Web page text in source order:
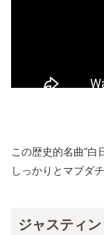
この歴史的名曲"白
しっかりとマブダ
ジャスティ